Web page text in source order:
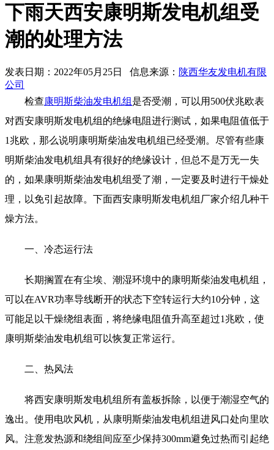
下雨天西安康明斯发电机组受
潮的处理方法
发表日期：2022年05月25日 信息来源： 陕西华友发电机有限
公司
检查康明斯柴油发电机组 是否受潮，可以用500伏兆欧表
对西安康明斯发电机组的绝缘电阻进行测试，如果电阻值低于
1兆欧，那么说明康明斯柴油发电机组已经受潮。尽管有些康
明斯柴油发电机组具有很好的绝缘设计，但总不是万无一失
的，如果康明斯柴油发电机组受了潮，一定要及时进行干燥处
理，以免引起故障。下面西安康明斯发电机组厂家介绍几种干
燥方法。
一、冷态运行法
长期搁置在有尘埃、潮湿环境中的康明斯柴油发电机组，
可以在AVR功率导线断开的状态下空转运行大约10分钟，这
可能足以干燥绕组表面，将绝缘电阻值升高至超过1兆欧，使
康明斯柴油发电机组可以恢复正常运行。
二、热风法
将西安康明斯发电机组所有盖板拆除，以便于潮湿空气的
逸出。使用电吹风机，从康明斯柴油发电机组进风口处向里吹
风。注意发热源和绕组间应至少保持300mm避免过热而引起绝